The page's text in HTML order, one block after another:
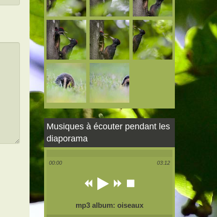
Musiques à écouter pendant les
diaporama
00:00 03:12
mp3 album: oiseaux